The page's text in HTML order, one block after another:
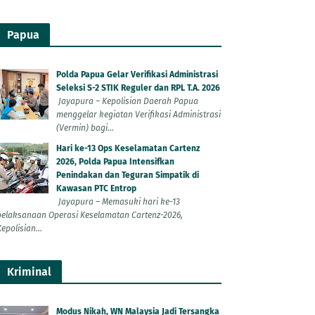
Papua
Polda Papua Gelar Verifikasi Administrasi
Seleksi S-2 STIK Reguler dan RPL T.A. 2026
Jayapura – Kepolisian Daerah Papua
menggelar kegiatan Verifikasi Administrasi
(Vermin) bagi...
Hari ke-13 Ops Keselamatan Cartenz
2026, Polda Papua Intensifkan
Penindakan dan Teguran Simpatik di
Kawasan PTC Entrop
Jayapura – Memasuki hari ke-13
Operasi Keselamatan Cartenz-2026,
Kriminal
Modus Nikah, WN Malaysia Jadi Tersangka